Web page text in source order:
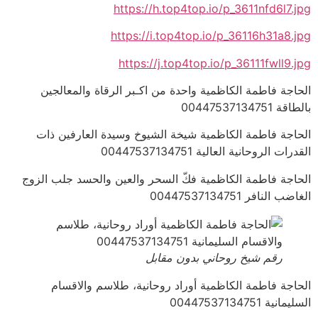
https://h.top4top.io/p_3611nfd6l7.jpg
https://i.top4top.io/p_36116h31a8.jpg
https://j.top4top.io/p_36111fwll9.jpg
الحاجة فاطمة الكاظمية واحدة من اكـبر الرقاة والمعالجين
بالطاقة 00447537134751
الحاجة فاطمة الكاظمية شيخة الشيوخ وسيدة العارفين ذات
القدرات الروحانية العالية 00447537134751
الحاجة فاطمة الكاظمية فكّ السحر والعين والحسد جلب الزوج
الغاضب النافر 00447537134751
رقم شيخ روحاني بدون مقابل
الحاجة فاطمة الكاظمية أوراد روحانية، طلاسم والاقسام
السليمانية 00447537134751